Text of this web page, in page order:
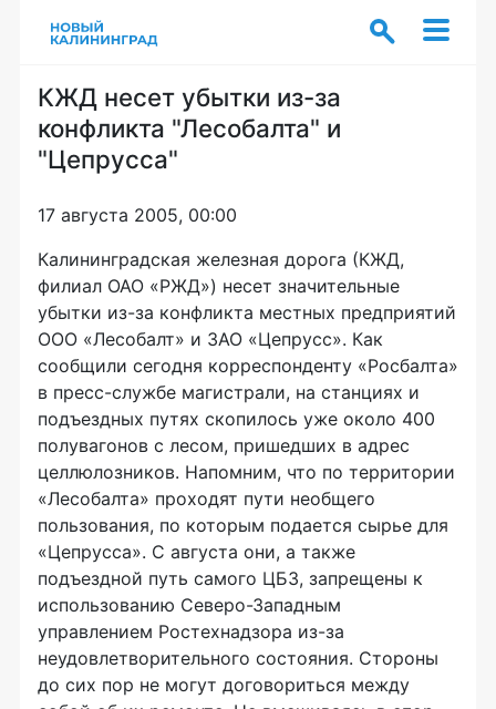
КЖД несет убытки из-за
конфликта "Лесобалта" и
"Цепрусса"
17 августа 2005, 00:00
Калининградская железная дорога (КЖД,
филиал ОАО «РЖД») несет значительные
убытки из-за конфликта местных предприятий
ООО «Лесобалт» и ЗАО «Цепрусс». Как
сообщили сегодня корреспонденту «Росбалта»
в пресс-службе магистрали, на станциях и
подъездных путях скопилось уже около 400
полувагонов с лесом, пришедших в адрес
целлюлозников. Напомним, что по территории
«Лесобалта» проходят пути необщего
пользования, по которым подается сырье для
«Цепрусса». С августа они, а также
подъездной путь самого ЦБЗ, запрещены к
использованию Северо-Западным
управлением Ростехнадзора из-за
неудовлетворительного состояния. Стороны
до сих пор не могут договориться между